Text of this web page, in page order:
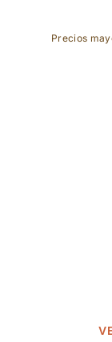
Precios